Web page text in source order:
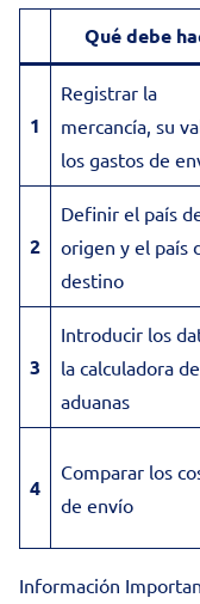
Qué debe
1
Registrar la
mercancía, su
los gastos de
2
Definir el país
origen y el país
destino
3
Introducir los
la calculadora de
aduanas
4
Comparar los
de envío
Información